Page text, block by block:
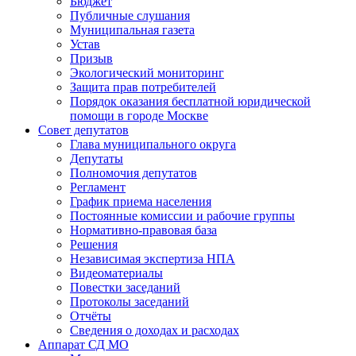
Публичные слушания
Муниципальная газета
Устав
Призыв
Экологический мониторинг
Защита прав потребителей
Порядок оказания бесплатной юридической
помощи в городе Москве
Совет депутатов
Глава муниципального округа
Депутаты
Полномочия депутатов
Регламент
График приема населения
Постоянные комиссии и рабочие группы
Нормативно-правовая база
Решения
Независимая экспертиза НПА
Видеоматериалы
Повестки заседаний
Протоколы заседаний
Отчёты
Сведения о доходах и расходах
Аппарат СД МО